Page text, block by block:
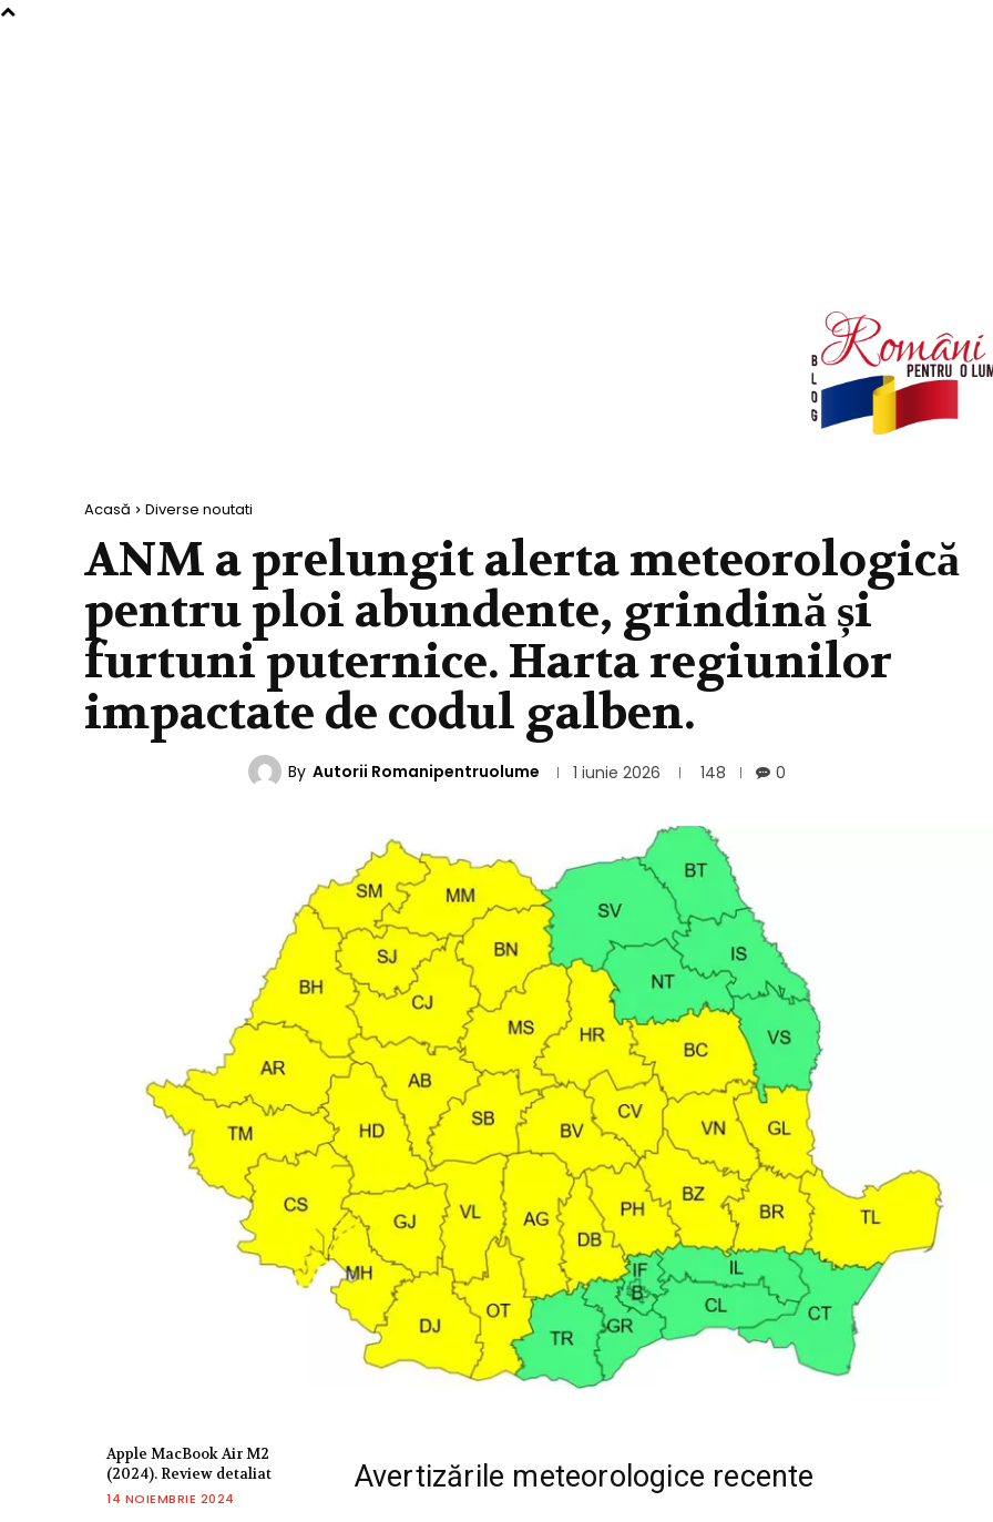
Acasă Diverse noutati
ANM a prelungit alerta meteorologică
pentru ploi abundente, grindină și
furtuni puternice. Harta regiunilor
impactate de codul galben.
By Autorii Romanipentruolume 1 iunie 2026 148 0
Apple MacBook Air M2
(2024). Review detaliat
14 NOIEMBRIE 2024
Avertizările meteorologice recente